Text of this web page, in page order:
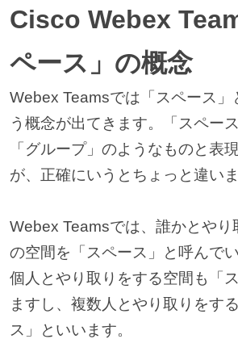
Cisco Webex
ペース」の概念
Webex Teamsでは「スペース」
う概念が出てきます。「スペー
「グループ」のようなものと表
が、正確にいうとちょっと違いま
Webex Teamsでは、誰かとやり
の空間を「スペース」と呼んで
個人とやり取りをする空間も「
ますし、複数人とやり取りをす
ス」といいます。